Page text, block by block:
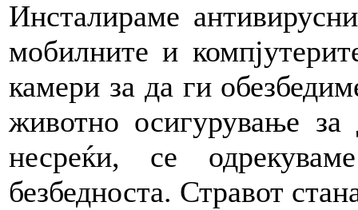
Инсталираме
мобилните и
камери за да ги
животно осигурување
несреќи, се
безбедноста. Стравот